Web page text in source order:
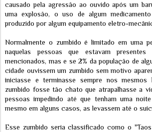
causado pela agressão ao ouvido após um
uma explosão, o uso de algum
produzido por algum equipamento eletro-
Normalmente o zumbido é limitado em uma
naquelas pessoas que estavam
mencionados, mas e se 2% da população de
cidade ouvissem um zumbido sem motivo
iniciasse e terminasse sempre nos
zumbido fosse tão chato que atrapalhasse a
pessoas impedindo até que tenham uma
mesmo em alguns casos, as levassem até o
Esse zumbido seria classificado como o